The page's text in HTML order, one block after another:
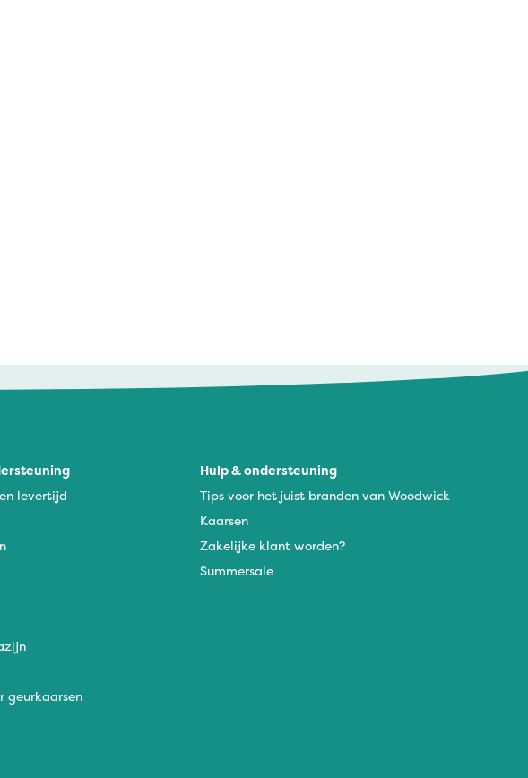
levertijd
geurkaarsen
Hulp & ondersteuning
Tips voor het juist branden van Woodwick
Kaarsen
Zakelijke klant worden?
Summersale